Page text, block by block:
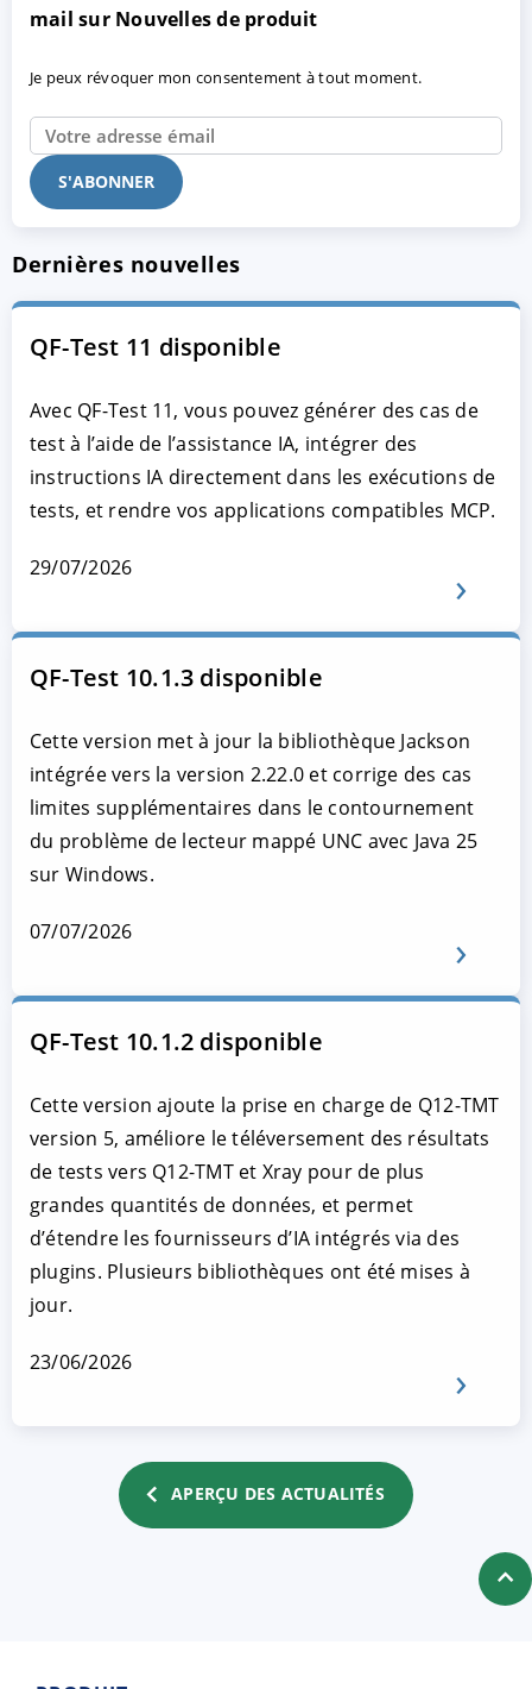
mail sur Nouvelles de produit
Je peux révoquer mon consentement à tout moment.
Dernières nouvelles
QF-Test 11 disponible
Avec QF-Test 11, vous pouvez générer des cas de
test à l’aide de l’assistance IA, intégrer des
instructions IA directement dans les exécutions de
tests, et rendre vos applications compatibles MCP.
29/07/2026
QF-Test 10.1.3 disponible
Cette version met à jour la bibliothèque Jackson
intégrée vers la version 2.22.0 et corrige des cas
limites supplémentaires dans le contournement
du problème de lecteur mappé UNC avec Java 25
sur Windows.
07/07/2026
QF-Test 10.1.2 disponible
Cette version ajoute la prise en charge de Q12-TMT
version 5, améliore le téléversement des résultats
de tests vers Q12-TMT et Xray pour de plus
grandes quantités de données, et permet
d’étendre les fournisseurs d’IA intégrés via des
plugins. Plusieurs bibliothèques ont été mises à
jour.
23/06/2026
APERÇU DES ACTUALITÉS